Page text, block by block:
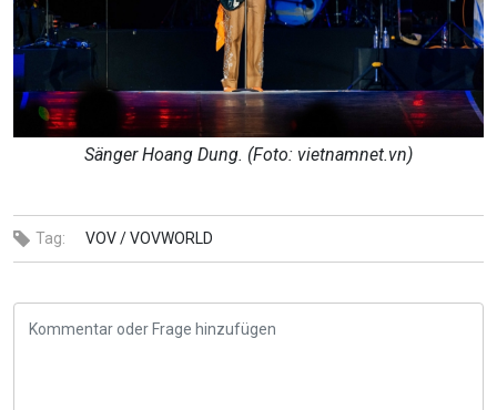
Sänger Hoang Dung. (Foto: vietnamnet.vn)
Tag: VOV /VOVWORLD